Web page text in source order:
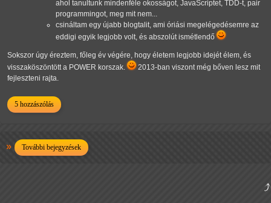
ahol tanultunk mindenféle okosságot, JavaScriptet, TDD-t, pair
programmingot, meg mit nem...
csináltam egy újabb blogtalit, ami óriási megelégedésemre az
eddigi egyik legjobb volt, és abszolút ismétlendő
Sokszor úgy éreztem, főleg év végére, hogy életem legjobb idejét élem, és
visszaköszöntött a POWER korszak.
2013-ban viszont még bőven lesz mit
fejleszteni rajta.
5 hozzászólás
További bejegyzések